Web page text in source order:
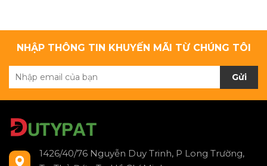
NHẬP THÔNG TIN KHUYẾN MÃI TỪ CHÚNG TÔI
Gửi
1426/40/76 Nguyễn Duy Trinh, P Long Trường,